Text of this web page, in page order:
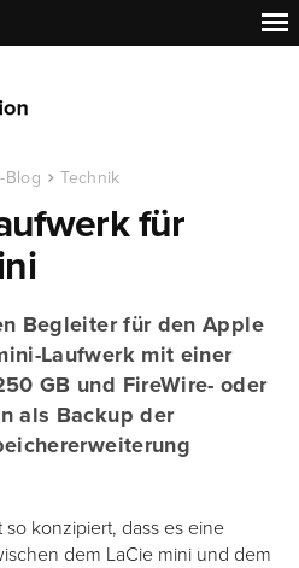
Blog Technik
für
Begleiter für den Apple
Laufwerk mit einer
GB und FireWire- oder
als Backup der
so konzipiert, dass es eine
dem LaCie mini und dem